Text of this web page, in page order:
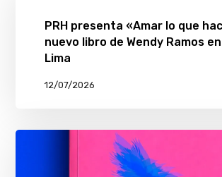
PRH presenta «Amar lo que
nuevo libro de Wendy Ramos en
Lima
12/07/2026